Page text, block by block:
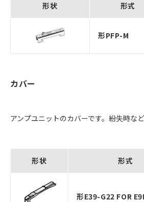
形状 形式
形PFP-M
カバー
アンプユニットのカバーです。紛失時な
形状 形式
形E39-G22 FOR